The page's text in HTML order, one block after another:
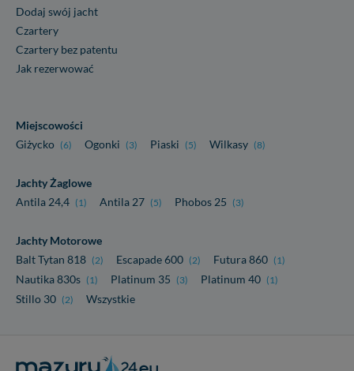
Dodaj swój jacht
Czartery
Czartery bez patentu
Jak rezerwować
Miejscowości
Giżycko (6) Ogonki (3) Piaski (5) Wilkasy (8)
Jachty Żaglowe
Antila 24,4 (1) Antila 27 (5) Phobos 25 (3)
Jachty Motorowe
Balt Tytan 818 (2) Escapade 600 (2) Futura 860 (1)
Nautika 830s (1) Platinum 35 (3) Platinum 40 (1)
Stillo 30 (2) Wszystkie